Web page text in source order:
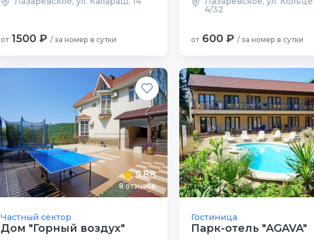
от 1500 ₽ / за номер в сутки
4/32
от 600 ₽ / за номер в сутки
9.88
8 отзывов
Частный сектор
Дом "Горный воздух"
Гостиница
Парк-отель "AGAVA"